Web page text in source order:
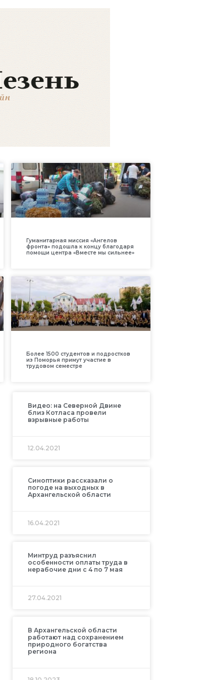
Гуманитарная миссия «Ангелов
фронта» подошла к концу благодаря
помощи центра «Вместе мы сильнее»
Более 1500 студентов и подростков
из Поморья примут участие в
трудовом семестре
Видео: на Северной Двине
близ Котласа провели
взрывные работы
12.04.2021
Синоптики рассказали о
погоде на выходных в
Архангельской области
16.04.2021
Минтруд разъяснил
особенности оплаты труда в
нерабочие дни с 4 по 7 мая
27.04.2021
В Архангельской области
работают над сохранением
природного богатства
региона